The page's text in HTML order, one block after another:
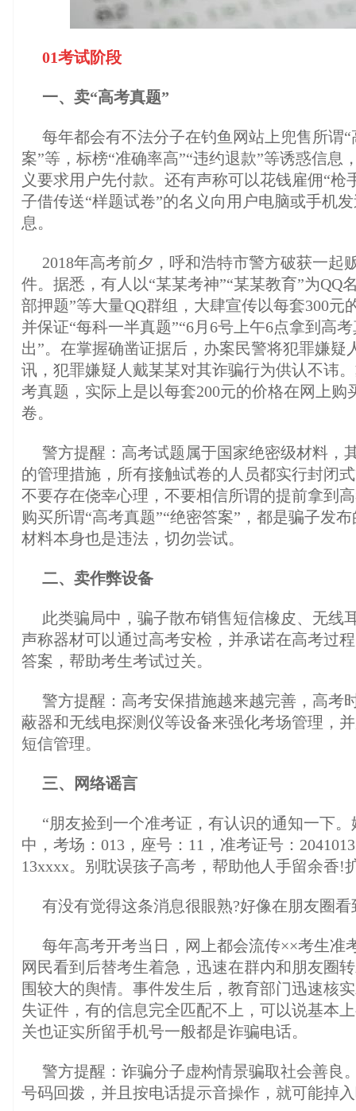
01考试阶段
一、卖“高考真题”
每年都会有不法分子在钓鱼网站上兜售所谓“
案”等，标榜“准确率高”“违约退款”等诱惑信息
义要求用户先付款。还有声称可以花钱雇佣“枪
子借传送“样题试卷”的名义向用户电脑或手机
息。
2018年高考前夕，呼和浩特市警方破获一起
件。据悉，有人以“某某考神”“某某教育”为QQ
部押题”等大量QQ群组，大肆宣传以每套300元
并保证“每科一半真题”“6月6号上午6点拿到高
出”。在掌握确凿证据后，办案民警将犯罪嫌疑
讯，犯罪嫌疑人戴某某对其诈骗行为供认不讳
考真题，实际上是以每套200元的价格在网上购
卷。
警方提醒：高考试题属于国家绝密级材料，
的管理措施，所有接触试卷的人员都实行封闭
不要存在侥幸心理，不要相信所谓的提前拿到
购买所谓“高考真题”“绝密答案”，都是骗子发
材料本身也是违法，切勿尝试。
二、卖作弊设备
此类骗局中，骗子散布销售短信橡皮、无线
声称器材可以通过高考安检，并承诺在高考过
答案，帮助考生考试过关。
警方提醒：高考安保措施越来越完善，高考
蔽器和无线电探测仪等设备来强化考场管理，
短信管理。
三、网络谣言
“朋友捡到一个准考证，有认识的通知一下
中，考场：013，座号：11，准考证号：
13xxxx。别耽误孩子高考，帮助他人手留余香!
有没有觉得这条消息很眼熟?好像在朋友圈看
每年高考开考当日，网上都会流传××考生准
网民看到后替考生着急，迅速在群内和朋友圈
围较大的舆情。事件发生后，教育部门迅速核
失证件，有的信息完全匹配不上，可以说基本
关也证实所留手机号一般都是诈骗电话。
警方提醒：诈骗分子虚构情景骗取社会善良
号码回拨，并且按电话提示音操作，就可能掉